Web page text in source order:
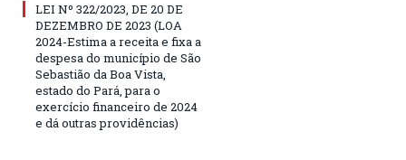
LEI Nº 322/2023, DE 20 DE
DEZEMBRO DE 2023 (LOA
2024-Estima a receita e fixa a
despesa do município de São
Sebastião da Boa Vista,
estado do Pará, para o
exercício financeiro de 2024
e dá outras providências)